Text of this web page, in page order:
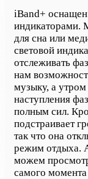
iBand+
для сна или
световой
отслеживать
нам
музыку, а утром
наступления
полным сил.
подстраивает
так что она
режим отдыха.
можем
самого